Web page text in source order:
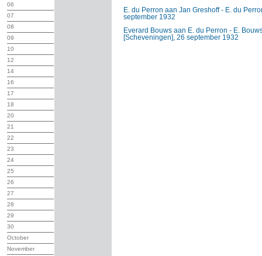
06
07
08
09
10
12
14
16
17
18
20
21
22
23
24
25
26
27
28
29
30
October
November
E. du Perron aan Jan Greshoff - E. du
september 1932
Everard Bouws aan E. du Perron - E.
[Scheveningen], 26 september 1932